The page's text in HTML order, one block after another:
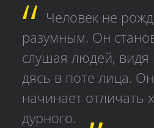
Человек не
разумным. Он
слушая людей, видя
дясь в поте лица.
начинает отличать
дурного.